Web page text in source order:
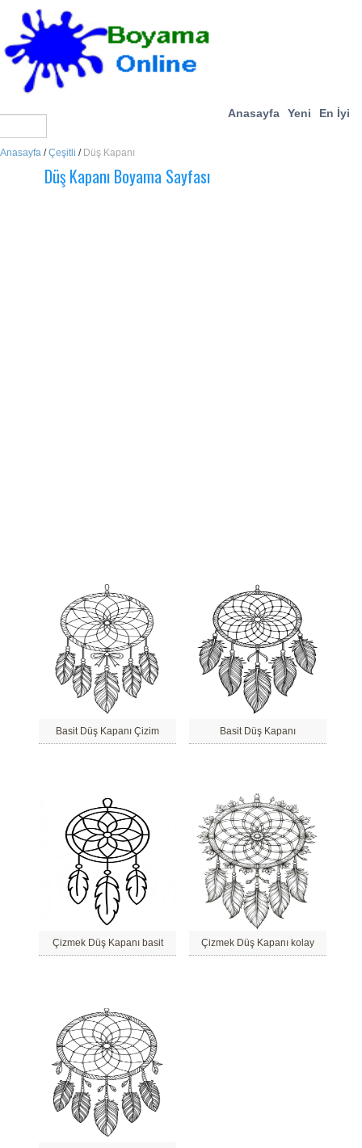
Anasayfa Yeni En İyi
Anasayfa /Çeşitli / Düş Kapanı
Düş Kapanı Boyama Sayfası
Basit Düş Kapanı Çizim Basit Düş Kapanı
Çizmek Düş Kapanı basit Çizmek Düş Kapanı kolay